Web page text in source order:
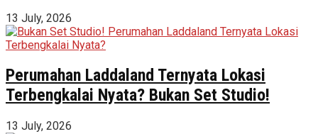
13 July, 2026
Perumahan Laddaland Ternyata Lokasi
Terbengkalai Nyata? Bukan Set Studio!
13 July, 2026